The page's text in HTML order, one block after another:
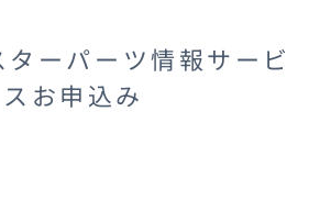
ーパーツ情報サービ
スお申込み